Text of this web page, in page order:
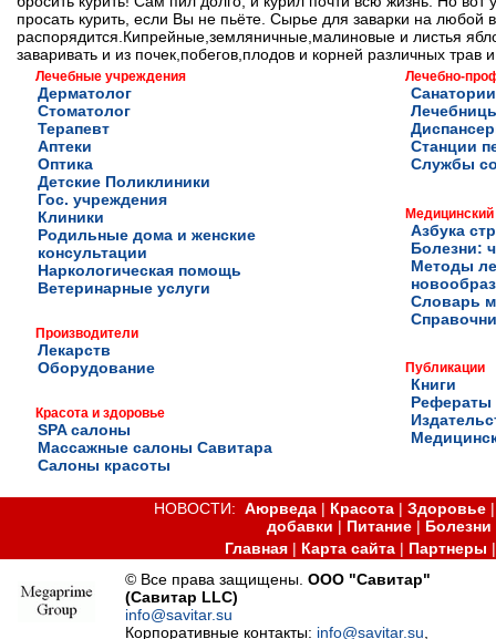
просать курить, если Вы не пьёте. Сырье для заварки на любой
распорядится.Кипрейные,земляничные,малиновые и листья
заваривать и из почек,побегов,плодов и корней различных
Лечебные учреждения
Дерматолог
Стоматолог
Терапевт
Аптеки
Оптика
Детские Поликлиники
Гос. учреждения
Клиники
Родильные дома и женские
консультации
Наркологическая помощь
Ветеринарные услуги
Производители
Лекарств
Оборудование
Красота и здоровье
SPA салоны
Массажные салоны Савитара
Салоны красоты
Лечебно-
Станции
Службы
Медицинский
Азбука
Болезни:
Методы
Словарь
Публикации
Книги
Рефераты
НОВОСТИ:Аюрведа | Красота |Здоровье
добавки | Питание| Болезни
Главная| Карта сайта| Партнеры
© Все права защищены.ООО "Савитар"
(Савитар LLC)
info@savitar.su
Корпоративные контакты: info@savitar.su